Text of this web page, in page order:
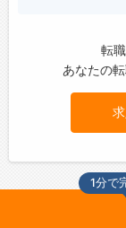
転
あなたの
1分で